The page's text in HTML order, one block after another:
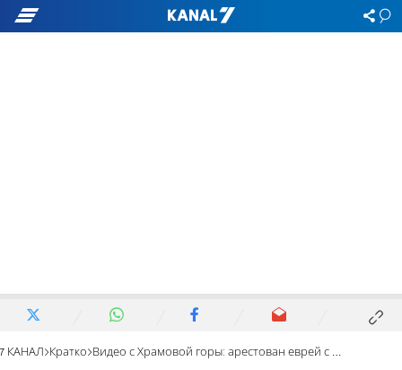
7 КАНАЛ Кратко Видео с Храмовой горы: арестован еврей с флагом США